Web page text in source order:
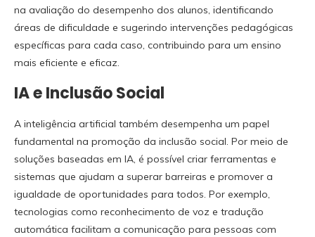
na avaliação do desempenho dos alunos, identificando
áreas de dificuldade e sugerindo intervenções pedagógicas
específicas para cada caso, contribuindo para um ensino
mais eficiente e eficaz.
IA e Inclusão Social
A inteligência artificial também desempenha um papel
fundamental na promoção da inclusão social. Por meio de
soluções baseadas em IA, é possível criar ferramentas e
sistemas que ajudam a superar barreiras e promover a
igualdade de oportunidades para todos. Por exemplo,
tecnologias como reconhecimento de voz e tradução
automática facilitam a comunicação para pessoas com